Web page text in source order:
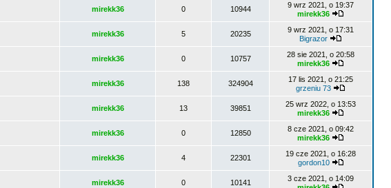
mirekk36 0 10944
9 wrz 2021, o 19:37
mirekk36
mirekk36 5 20235
9 wrz 2021, o 17:31
Bigrazor
mirekk36 0 10757
28 sie 2021, o 20:58
mirekk36
mirekk36 138 324904
17 lis 2021, o 21:25
grzeniu 73
mirekk36 13 39851
25 wrz 2022, o 13:53
mirekk36
mirekk36 0 12850
8 cze 2021, o 09:42
mirekk36
mirekk36 4 22301
19 cze 2021, o 16:28
gordon10
mirekk36 0 10141
3 cze 2021, o 14:09